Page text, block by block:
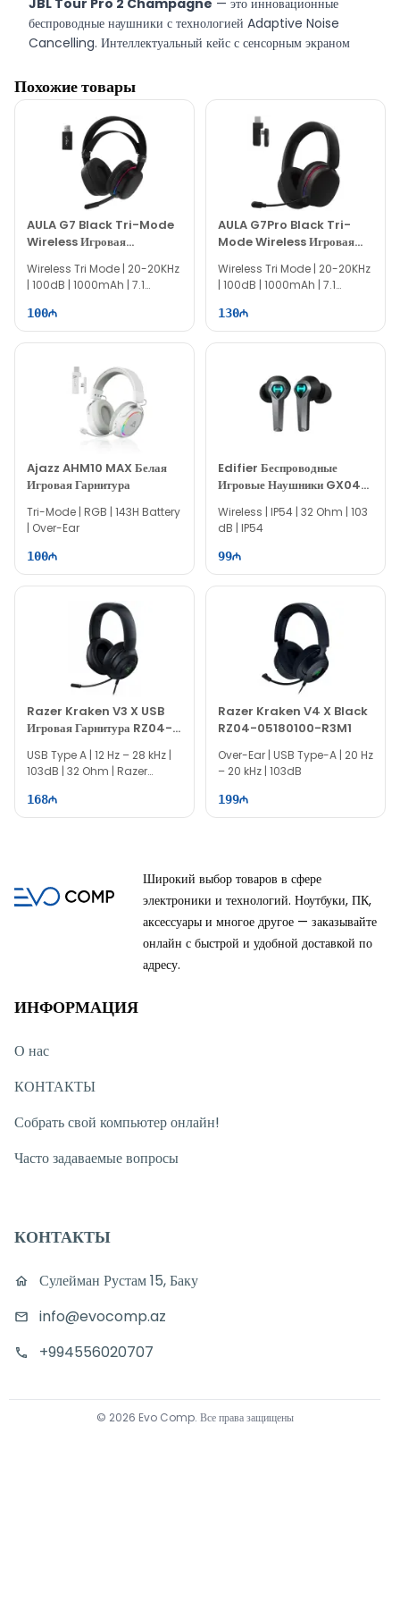
JBL Tour Pro 2 Champagne — это инновационные
беспроводные наушники с технологией Adaptive Noise
Cancelling. Интеллектуальный кейс с сенсорным экраном
телефона. JBL Pro Sound создаёт мощное и чистое звучание,
а автономная работа до 40 часов обеспечивает комфорт в
дороге. Модель сочетает элегантный дизайн и продвинутые
функции.JBL Tour Pro 2 Champagneможно
приобрести в магазине EvoComp в Баку за наличный и
безналичный расчёт.
Похожие товары
AULA G7 Black Tri-Mode
Wireless Игровая
Wireless Tri Mode | 20-20KHz
| 100dB | 1000mAh | 7.1
100
AULA G7Pro Black Tri-
Mode Wireless Игровая
Wireless Tri Mode | 20-20KHz
| 100dB | 1000mAh | 7.1
130
Ajazz AHM10 MAX Белая
Игровая Гарнитура
Tri-Mode | RGB | 143H Battery
| Over-Ear
100
Edifier Беспроводные
Игровые Наушники GX04
Wireless | IP54 | 32 Ohm | 103
dB | IP54
99
Razer Kraken V3 X USB
Игровая Гарнитура RZ04-
03750300-R3M1
USB Type A | 12 Hz – 28 kHz |
103dB | 32 Ohm | Razer
168
Razer Kraken V4 X Black
RZ04-05180100-R3M1
Over-Ear | USB Type-A | 20 Hz
– 20 kHz | 103dB
199
Широкий выбор товаров в сфере
электроники и технологий. Ноутбуки, ПК,
аксессуары и многое другое — заказывайте
онлайн с быстрой и удобной доставкой по
адресу.
ИНФОРМАЦИЯ
О нас
КОНТАКТЫ
Собрать свой компьютер онлайн!
Часто задаваемые вопросы
КОНТАКТЫ
Сулейман Рустам 15, Баку
info@evocomp.az
+994556020707
© 2026 Evo Comp. Все права защищены